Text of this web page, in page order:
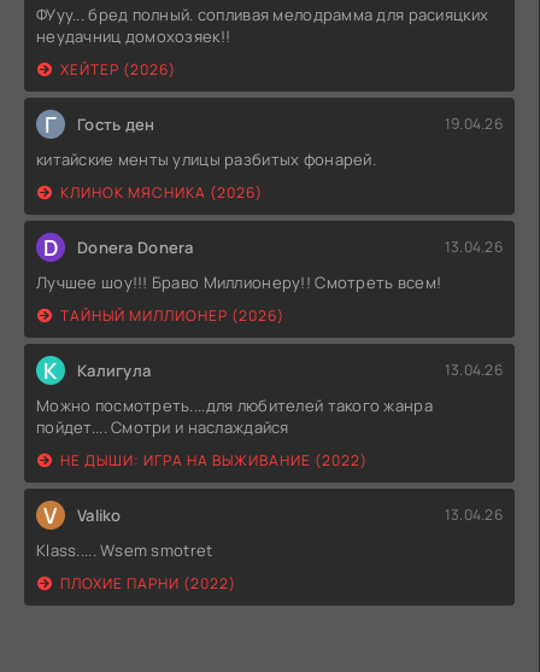
ФУуу... бред полный. сопливая мелодрамма для расияцких
неудачниц домохозяек!!
ХЕЙТЕР (2026)
Г Гость ден 19.04.26
китайские менты улицы разбитых фонарей.
КЛИНОК МЯСНИКА (2026)
D Donera Donera 13.04.26
Лучшее шоу!!! Браво Миллионеру!! Смотреть всем!
ТАЙНЫЙ МИЛЛИОНЕР (2026)
К Калигула 13.04.26
Можно посмотреть....для любителей такого жанра
пойдет.... Смотри и наслаждайся
НЕ ДЫШИ: ИГРА НА ВЫЖИВАНИЕ (2022)
V Valiko 13.04.26
Klass..... Wsem smotret
ПЛОХИЕ ПАРНИ (2022)